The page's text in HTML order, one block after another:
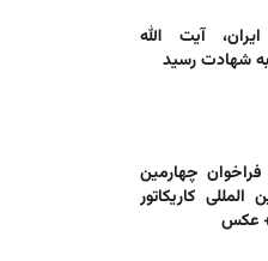
آیت الله
شهادت رسید
فراخوان چهارمین
کاریکاتور
عکس